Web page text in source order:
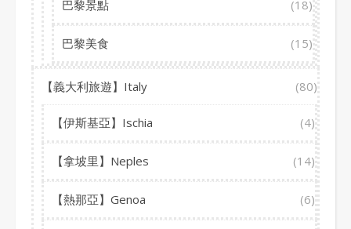
巴黎景點 (18)
巴黎美食 (15)
【義大利旅遊】Italy (80)
【伊斯基亞】Ischia (4)
【拿坡里】Neples (14)
【熱那亞】Genoa (6)